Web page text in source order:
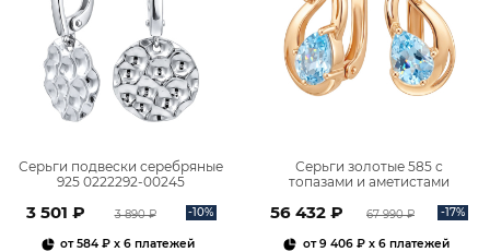
Серьги подвески серебряные
925 0222292-00245
3 501 ₽ 3 890 ₽ -10%
от584 ₽ x 6 платежей
Серьги золотые 585 с
топазами и аметистами
56 432 ₽ 67 990 ₽ -17%
от9 406 ₽x 6 платежей